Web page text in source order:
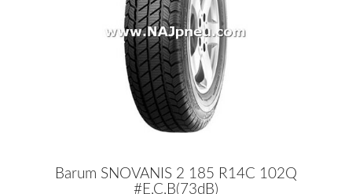
Barum SNOVANIS 2 185 R14C 102Q
#E,C,B(73dB)